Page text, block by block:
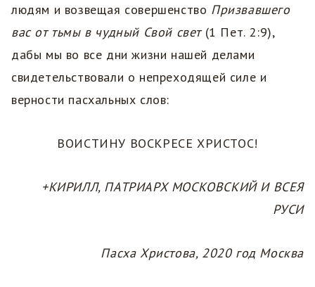
людям и возвещая совершенство Призвавшего
вас от тьмы в чудный Свой свет(1 Пет. 2:9),
дабы мы во все дни жизни нашей делами
свидетельствовали о непреходящей силе и
верности пасхальных слов:
ВОИСТИНУ ВОСКРЕСЕ ХРИСТОС!
+КИРИЛЛ, ПАТРИАРХ МОСКОВСКИЙ И ВСЕЯ
РУСИ
Пасха Христова, 2020 год Москва